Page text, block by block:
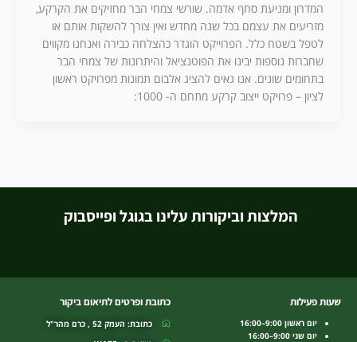
המדרון ומניעת סחף אדמה. שורשי צמחי הבר מחזיקים את הקרקע,
מזריעים את עצמם בכל שנה מחדש ואין צורך להשקות אותם או
לטפל בשטח כלל. הפרוייקט הוגדר כהצלחה כבירה ואנחנו מקווים
שחברות נוספות יבינו את הפוטנציאל והיתרונות של צמחי הבר
בתחומים שונים. אנו גאים להציג אלבום תמונות מפרויקט ראשון
לציון – פרויקט ייצוב קרקע מתחם ה- 1000:
המלצות וביקורות עלינו בגוגל ופייסבוק
שעות פעילות
יום ראשון 9:00–16:00
יום שני 9:00–16:00
כתובת ופרטים לתיאום ביקור
כתובת: העמק 52 , כרם מהר"ל